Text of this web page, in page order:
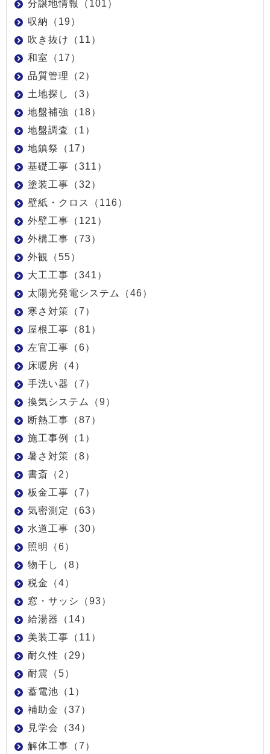
分譲地情報（101）
収納（19）
吹き抜け（11）
和室（17）
品質管理（2）
土地探し（3）
地盤補強（18）
地盤調査（1）
地鎮祭（17）
基礎工事（311）
塗装工事（32）
壁紙・クロス（116）
外壁工事（121）
外構工事（73）
外観（55）
大工工事（341）
太陽光発電システム（46）
寒さ対策（7）
屋根工事（81）
左官工事（6）
床暖房（4）
手洗い器（7）
換気システム（9）
断熱工事（87）
施工事例（1）
暑さ対策（8）
書斎（2）
板金工事（7）
気密測定（63）
水道工事（30）
照明（6）
物干し（8）
税金（4）
窓・サッシ（93）
給湯器（14）
美装工事（11）
耐久性（29）
耐震（5）
蓄電池（1）
補助金（37）
見学会（34）
解体工事（7）